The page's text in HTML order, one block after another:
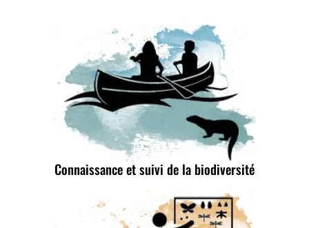
Connaissance et suivi de la biodiversité